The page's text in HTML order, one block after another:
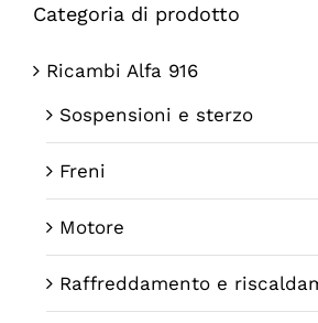
Categoria di prodotto
Ricambi Alfa 916
Sospensioni e sterzo
Freni
Motore
Raffreddamento e